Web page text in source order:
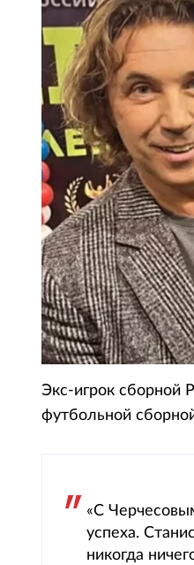
Экс-игрок сборной
футбольной
«С
успеха.
никогда